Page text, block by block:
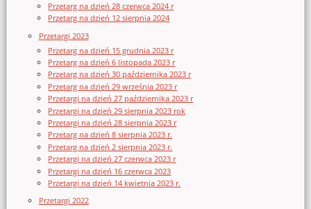
Przetarg na dzień 28 czerwca 2024 r
Przetarg na dzień 12 sierpnia 2024
Przetargi 2023
Przetarg na dzień 15 grudnia 2023 r
Przetarg na dzień 6 listopada 2023 r
Przetarg na dzień 30 października 2023 r
Przetarg na dzień 29 września 2023 r
Przetargi na dzień 27 października 2023 r
Przetargi na dzień 29 sierpnia 2023 rok
Przetargi na dzień 28 sierpnia 2023 r
Przetarg na dzień 8 sierpnia 2023 r.
Przetarg na dzień 2 sierpnia 2023 r.
Przetargi na dzień 27 czerwca 2023 r
Przetargi na dzień 16 czerwca 2023
Przetargi na dzień 14 kwietnia 2023 r.
Przetargi 2022